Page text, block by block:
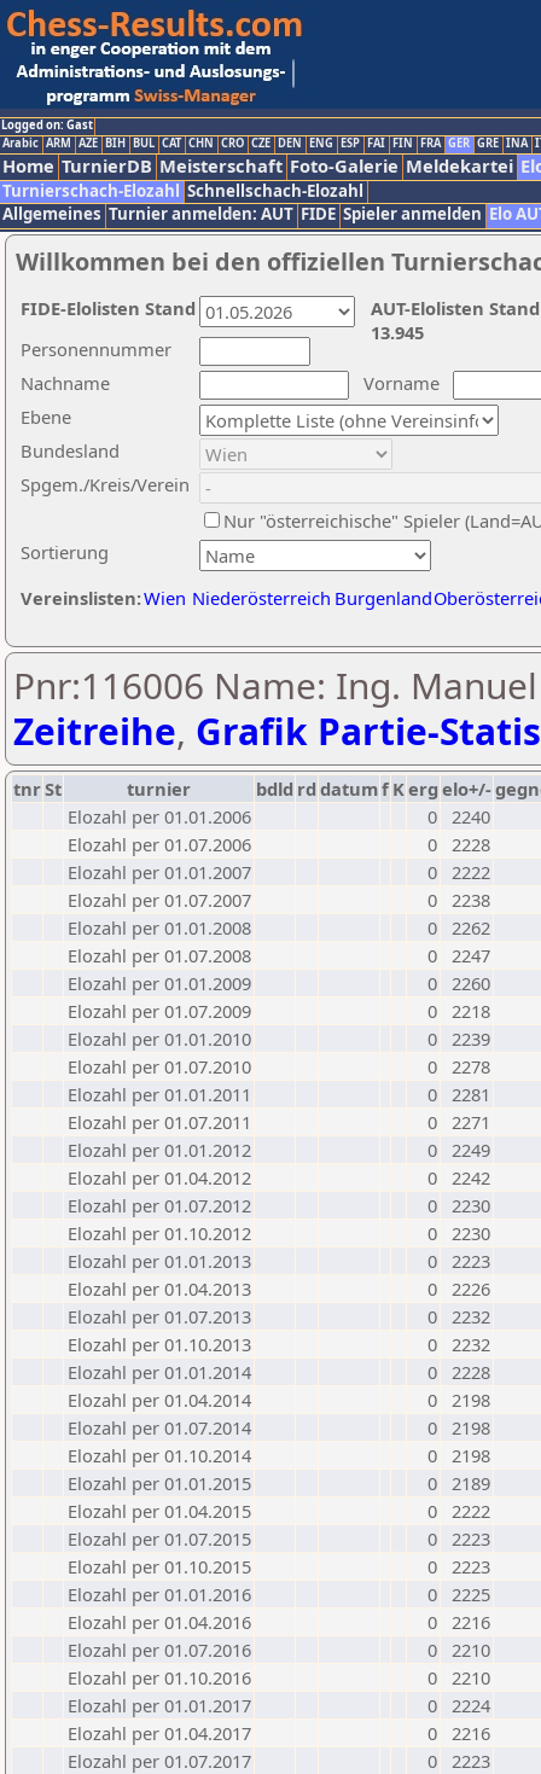
Logged on: Gast
Arabic ARM AZE BIH BUL CAT CHN CRO CZE DEN ENG ESP FAI FIN FRA GER GRE INA
Home TurnierDB Meisterschaft Foto-Galerie Meldekartei
Turnierschach-Elozahl Schnellschach-Elozahl
Allgemeines Turnier anmelden: AUT FIDE Spieler anmelden Elo
Willkommen bei den offiziellen
Nachname
Vorname
Ebene
Sortierung
Personennummer
Bundesland
Spgem./Kreis/Verein
Nur "österreichische" Spieler
Vereinslisten:Wien Niederösterreich Burgenland
AUT-Elolisten
13.945
FIDE-Elolisten Stand
Pnr:116006 Name: Ing.
Zeitreihe, Grafik Partie-
tnrSt turnier bdld rd datumf Kerg elo+/-
Elozahl per 01.01.2006
0 2240
Elozahl per 01.07.2006
0 2228
Elozahl per 01.01.2007
0 2222
Elozahl per 01.07.2007
0 2238
Elozahl per 01.01.2008
0 2262
Elozahl per 01.07.2008
0 2247
Elozahl per 01.01.2009
0 2260
Elozahl per 01.07.2009
0 2218
Elozahl per 01.01.2010
0 2239
Elozahl per 01.07.2010
0 2278
Elozahl per 01.01.2011
0 2281
Elozahl per 01.07.2011
0 2271
Elozahl per 01.01.2012
0 2249
Elozahl per 01.04.2012
0 2242
Elozahl per 01.07.2012
0 2230
Elozahl per 01.10.2012
0 2230
Elozahl per 01.01.2013
0 2223
Elozahl per 01.04.2013
0 2226
Elozahl per 01.07.2013
0 2232
Elozahl per 01.10.2013
0 2232
Elozahl per 01.01.2014
0 2228
Elozahl per 01.04.2014
0 2198
Elozahl per 01.07.2014
0 2198
Elozahl per 01.10.2014
0 2198
Elozahl per 01.01.2015
0 2189
Elozahl per 01.04.2015
0 2222
Elozahl per 01.07.2015
0 2223
Elozahl per 01.10.2015
0 2223
Elozahl per 01.01.2016
0 2225
Elozahl per 01.04.2016
0 2216
Elozahl per 01.07.2016
0 2210
Elozahl per 01.10.2016
0 2210
Elozahl per 01.01.2017
0 2224
Elozahl per 01.04.2017
0 2216
Elozahl per 01.07.2017
0 2223